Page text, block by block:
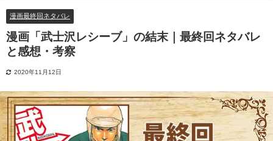
漫画最終回ネタバレ
漫画「武士沢レシーブ」の結末｜最終回ネタバレ
と感想・考察
2020年11月12日